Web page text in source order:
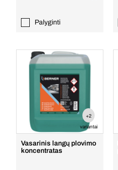
Palyginti
+2
variantai
Vasarinis langų plovimo
koncentratas